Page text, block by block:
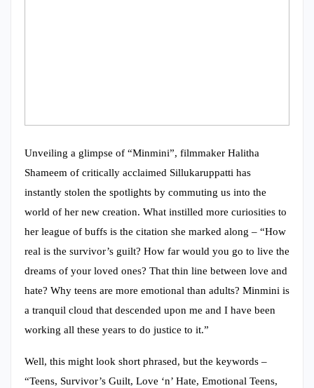
Unveiling a glimpse of “Minmini”, filmmaker Halitha
Shameem of critically acclaimed Sillukaruppatti has
instantly stolen the spotlights by commuting us into the
world of her new creation. What instilled more curiosities to
her league of buffs is the citation she marked along – “How
real is the survivor’s guilt? How far would you go to live the
dreams of your loved ones? That thin line between love and
hate? Why teens are more emotional than adults? Minmini is
a tranquil cloud that descended upon me and I have been
working all these years to do justice to it.”
Well, this might look short phrased, but the keywords –
“Teens, Survivor’s Guilt, Love ‘n’ Hate, Emotional Teens,